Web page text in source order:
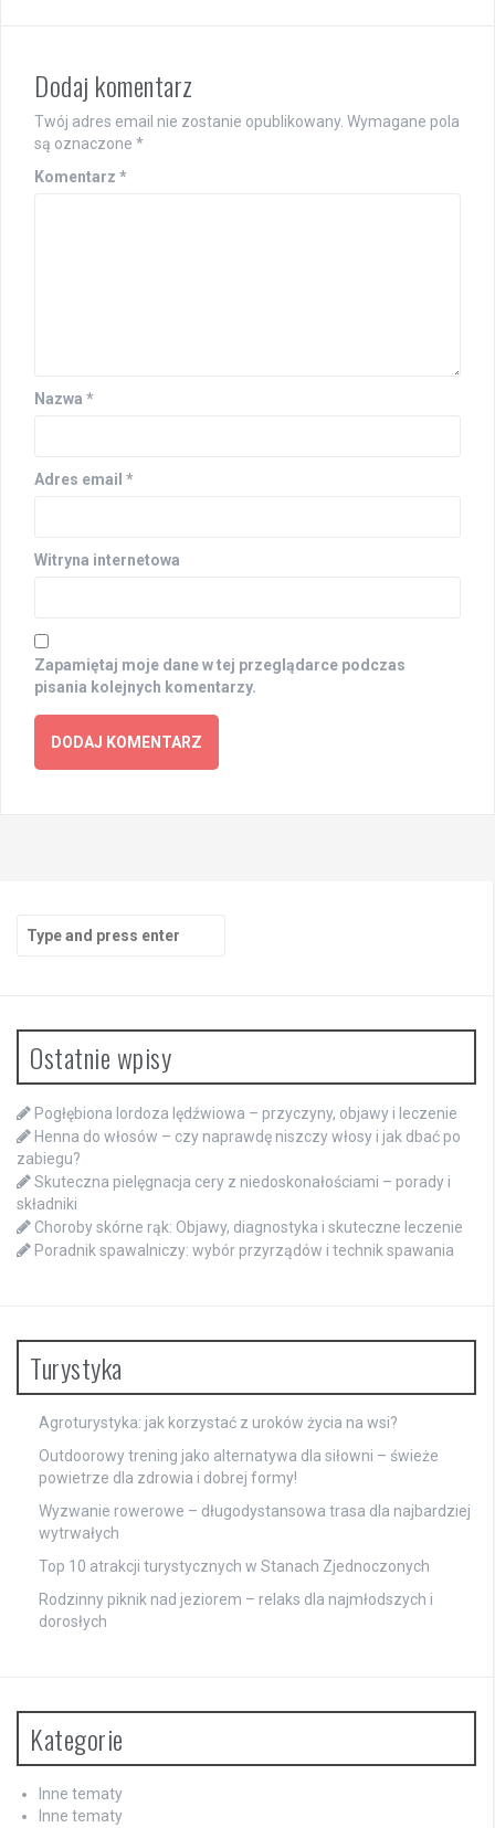
Dodaj komentarz
Twój adres email nie zostanie opublikowany. Wymagane pola
są oznaczone *
Komentarz *
Nazwa *
Adres email *
Witryna internetowa
Zapamiętaj moje dane w tej przeglądarce podczas
pisania kolejnych komentarzy.
Search
for:
Ostatnie wpisy
Pogłębiona lordoza lędźwiowa – przyczyny, objawy i leczenie
Henna do włosów – czy naprawdę niszczy włosy i jak dbać po
zabiegu?
Skuteczna pielęgnacja cery z niedoskonałościami – porady i
składniki
Choroby skórne rąk: Objawy, diagnostyka i skuteczne leczenie
Poradnik spawalniczy: wybór przyrządów i technik spawania
Turystyka
Agroturystyka: jak korzystać z uroków życia na wsi?
Outdoorowy trening jako alternatywa dla siłowni – świeże
powietrze dla zdrowia i dobrej formy!
Wyzwanie rowerowe – długodystansowa trasa dla najbardziej
wytrwałych
Top 10 atrakcji turystycznych w Stanach Zjednoczonych
Rodzinny piknik nad jeziorem – relaks dla najmłodszych i
dorosłych
Kategorie
Inne tematy
Inne tematy